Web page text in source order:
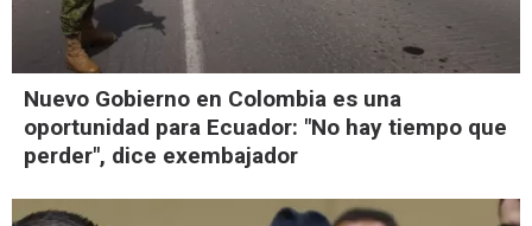
Nuevo Gobierno en Colombia es una
oportunidad para Ecuador: "No hay tiempo que
perder", dice exembajador